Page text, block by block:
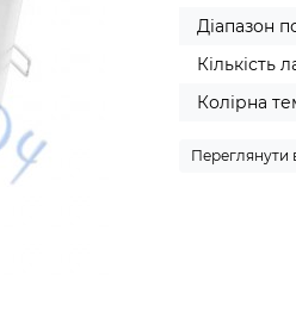
Діапазон
Кількість
Колірна
Переглянути